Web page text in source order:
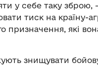
у себе таку зброю,
тиск на країну-
призначення, які
знищувати